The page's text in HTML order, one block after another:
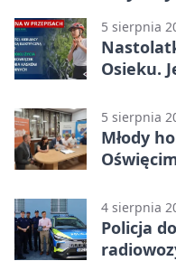
5 sierpnia
Osieku.
5 sierpnia
Młody
4 sierpnia
Policja